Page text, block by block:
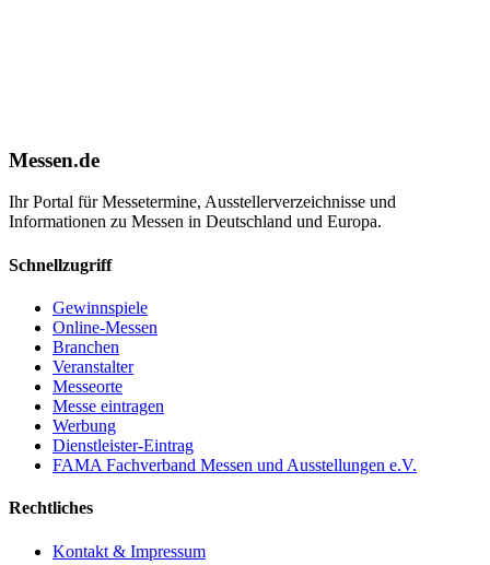
Messen.de
Ihr Portal für Messetermine, Ausstellerverzeichnisse und
Informationen zu Messen in Deutschland und Europa.
Schnellzugriff
Gewinnspiele
Online-Messen
Branchen
Veranstalter
Messeorte
Messe eintragen
Werbung
Dienstleister-Eintrag
FAMA Fachverband Messen und Ausstellungen e.V.
Rechtliches
Kontakt & Impressum